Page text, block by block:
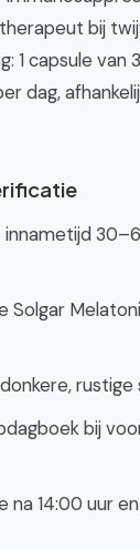
bij
1 capsule van
dag,
innametijd
Solgar
rustige
bij
na 14:00 uur